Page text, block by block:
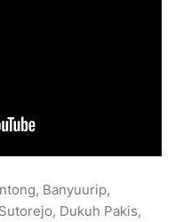
Banyuurip,
Dukuh Pakis,